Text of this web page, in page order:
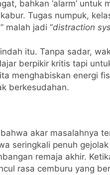
bahkan ‘alarm’
Tugas numpuk,
” malah jadi “distraction
itu. Tanpa sadar,
berpikir kritis tapi
menghabiskan energi
berkesudahan.
akar masalahnya
seringkali penuh
remaja akhir.
rasa cemburu yang